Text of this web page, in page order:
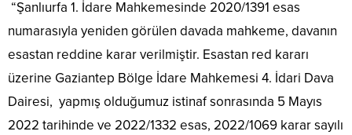
“Şanlıurfa 1. İdare Mahkemesinde 2020/1391 esas
numarasıyla yeniden görülen davada mahkeme, davanın
esastan reddine karar verilmiştir. Esastan red kararı
üzerine Gaziantep Bölge İdare Mahkemesi 4. İdari Dava
Dairesi, yapmış olduğumuz istinaf sonrasında 5 Mayıs
2022 tarihinde ve 2022/1332 esas, 2022/1069 karar sayılı